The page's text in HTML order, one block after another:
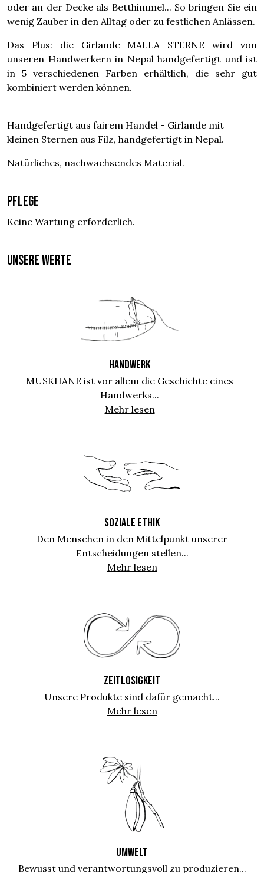
oder an der Decke als Betthimmel... So bringen Sie ein
wenig Zauber in den Alltag oder zu festlichen Anlässen.
Das Plus: die Girlande MALLA STERNE wird von
unseren Handwerkern in Nepal handgefertigt und ist
in 5 verschiedenen Farben erhältlich, die sehr gut
kombiniert werden können.
Handgefertigt aus fairem Handel - Girlande mit
kleinen Sternen aus Filz, handgefertigt in Nepal.
Natürliches, nachwachsendes Material.
Pflege
Keine Wartung erforderlich.
UNSERE WERTE
HANDWERK
MUSKHANE ist vor allem die Geschichte eines
Handwerks...
Mehr lesen
SOZIALE ETHIK
Den Menschen in den Mittelpunkt unserer
Entscheidungen stellen...
Mehr lesen
ZEITLOSIGKEIT
Unsere Produkte sind dafür gemacht...
Mehr lesen
UMWELT
Bewusst und verantwortungsvoll zu produzieren...